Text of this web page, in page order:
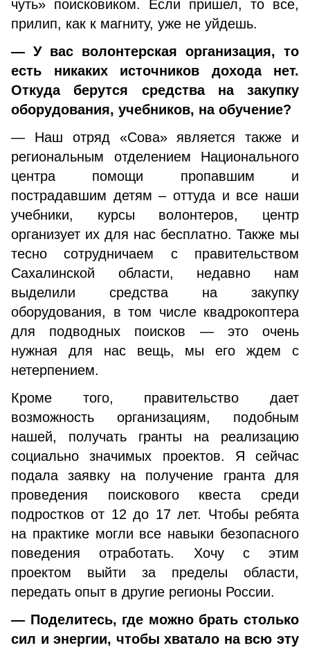
чуть» поисковиком. Если пришел, то все,
прилип, как к магниту, уже не уйдешь.
— У вас волонтерская организация, то
есть никаких источников дохода нет.
Откуда берутся средства на закупку
оборудования, учебников, на обучение?
— Наш отряд «Сова» является также и
региональным отделением Национального
центра помощи пропавшим и
пострадавшим детям – оттуда и все наши
учебники, курсы волонтеров, центр
организует их для нас бесплатно. Также мы
тесно сотрудничаем с правительством
Сахалинской области, недавно нам
выделили средства на закупку
оборудования, в том числе квадрокоптера
для подводных поисков — это очень
нужная для нас вещь, мы его ждем с
нетерпением.
Кроме того, правительство дает
возможность организациям, подобным
нашей, получать гранты на реализацию
социально значимых проектов. Я сейчас
подала заявку на получение гранта для
проведения поискового квеста среди
подростков от 12 до 17 лет. Чтобы ребята
на практике могли все навыки безопасного
поведения отработать. Хочу с этим
проектом выйти за пределы области,
передать опыт в другие регионы России.
— Поделитесь, где можно брать столько
сил и энергии, чтобы хватало на всю эту